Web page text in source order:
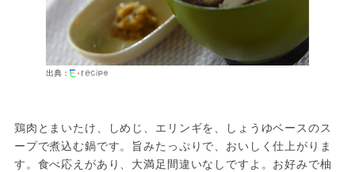
出典：
鶏肉とまいたけ、しめじ、エリンギを、しょうゆベースのス
ープで煮込む鍋です。旨みたっぷりで、おいしく仕上がりま
す。食べ応えがあり、大満足間違いなしですよ。お好みで柚